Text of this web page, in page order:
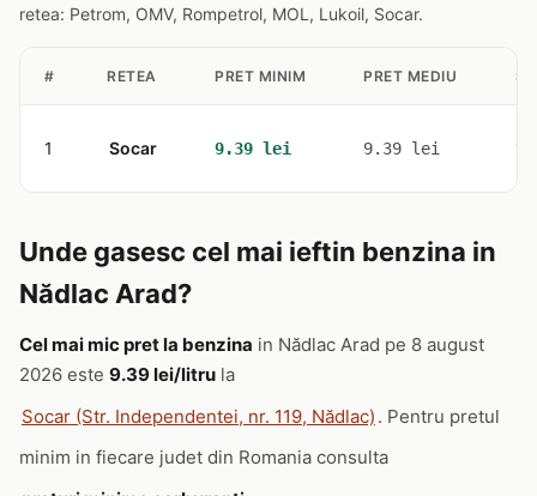
retea: Petrom, OMV, Rompetrol, MOL, Lukoil, Socar.
# RETEA PRET MINIM PRET MEDIU
1 Socar 9.39 lei 9.39 lei 1
Unde gasesc cel mai ieftin benzina in
Nădlac Arad?
Cel mai mic pret la benzina in Nădlac Arad pe 8 august
2026 este 9.39 lei/litru la
Socar (Str. Independentei, nr. 119, Nădlac) . Pentru pretul
minim in fiecare judet din Romania consulta